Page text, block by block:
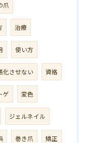
爪
治療
使い方
化させない 資格
ゲ 変色
ジェルネイル
巻き爪 矯正